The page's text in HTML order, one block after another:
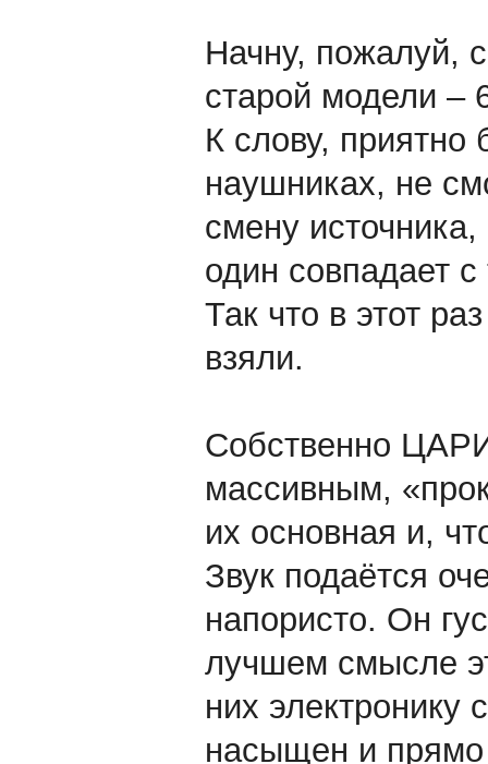
Начну, пожалуй,
старой модели –
К слову, приятно
наушниках, не
смену
один совпадает
Так что в этот
взяли.
Собственно
массивным,
их основная и,
Звук подаётся
напористо. Он
лучшем смысле
них электронику
насыщен и прямо